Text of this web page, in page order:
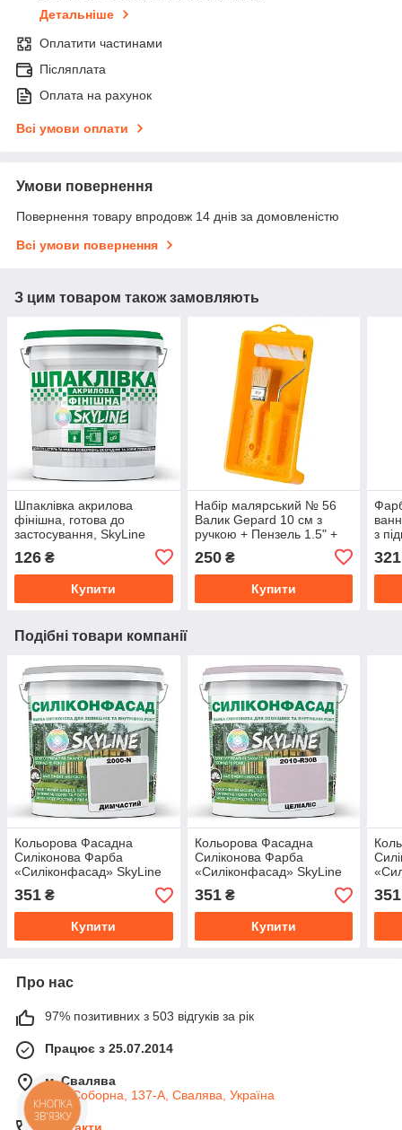
Детальніше
Оплатити частинами
Післяплата
Оплата на рахунок
Всі умови оплати
Умови повернення
Повернення товару впродовж 14 днів за домовленістю
Всі умови повернення
З цим товаром також замовляють
Шпаклівка акрилова
фінішна, готова до
застосування, SkyLine
126 ₴
Купити
Набір малярський № 56
Валик Gepard 10 см з
ручкою + Пензель 1.5" +
150х300 мм
250₴
Купити
з
321
Подібні товари компанії
Кольорова Фасадна
Силіконова Фарба
«Силіконфасад» SkyLine
2000-N Димчастий 1л
351 ₴
Купити
Кольорова Фасадна
Силіконова Фарба
«Силіконфасад» SkyLine
2010-R30B Целіаліс 1л
351₴
Купити
351
Про нас
97% позитивних з 503 відгуків за рік
Працює з 25.07.2014
м. Свалява
вул. Соборна, 137-А, Свалява, Україна
КНОПКА
ЗВ'ЯЗКУ